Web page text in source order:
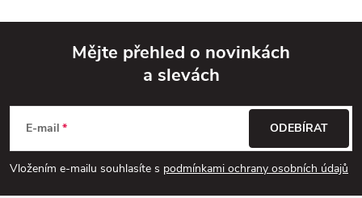
r
y
v
ý
p
Mějte přehled o novinkách
a slevách
E-mail
Vložením e-mailu souhlasíte s podmínkami ochrany osobních údajů
ODEBÍRAT